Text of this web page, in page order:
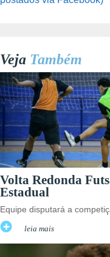
Veja Também
Volta Redonda
Estadual
Equipe disputará a
leia mais